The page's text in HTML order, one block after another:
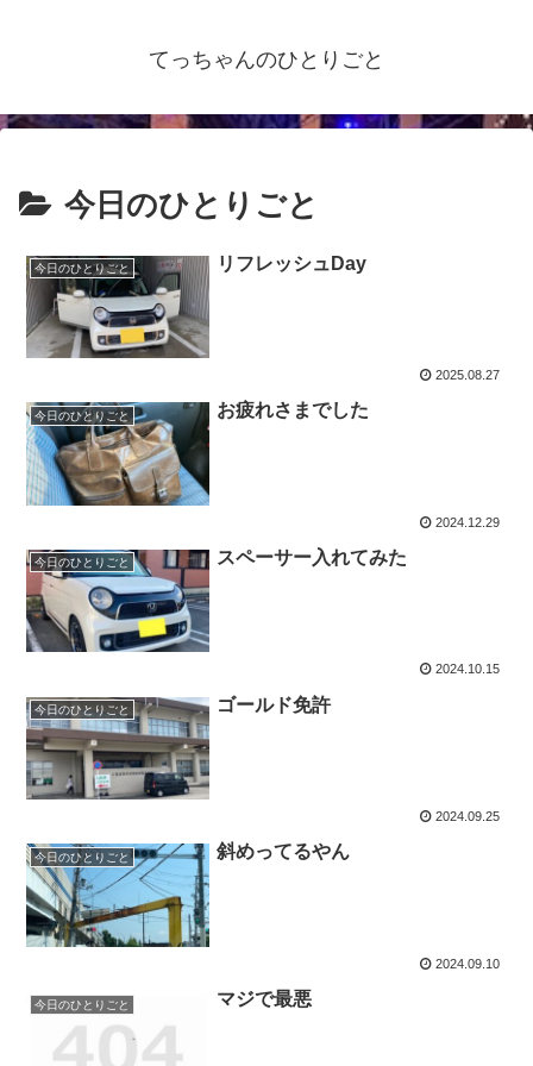
てっちゃんのひとりごと
今日のひとりごと
今日のひとりごと リフレッシュDay
2025.08.27
今日のひとりごと お疲れさまでした
2024.12.29
今日のひとりごと スペーサー入れてみた
2024.10.15
今日のひとりごと ゴールド免許
2024.09.25
今日のひとりごと 斜めってるやん
2024.09.10
今日のひとりごと マジで最悪